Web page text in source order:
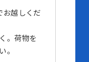
お越しくだ
。荷物を
。